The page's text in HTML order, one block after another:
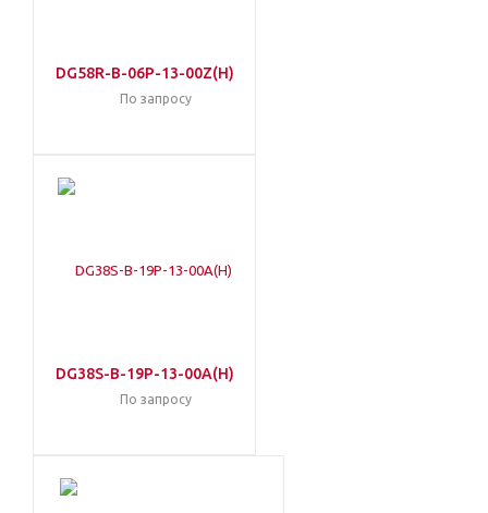
DG58R-B-06P-13-00Z(H)
По запросу
DG38S-B-19P-13-00A(H)
По запросу